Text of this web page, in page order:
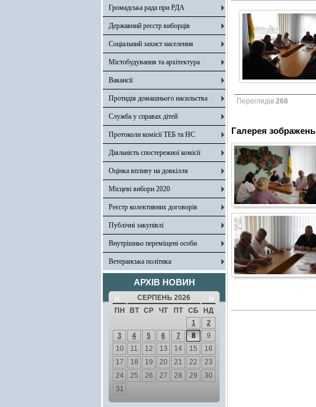
Громадська рада при РДА
Державний реєстр виборців
Соціальний захист населення
Містобудування та архітектура
Вакансії
Протидія домашнього насильства
Служба у справах дітей
Протоколи комісії ТЕБ та НС
Діяльність спостережної комісії
Оцінка впливу на довкілля
Місцеві вибори 2020
Реєстр колективних договорів
Публічні закупівлі
Внутрішньо переміщені особи
Ветеранська політика
АРХІВ НОВИН
« СЕРПЕНЬ 2026 »
ПН ВТ СР ЧТ ПТ СБ
НД
1
2
3
4 5 6 7 8
9
10
11 12 13 14 15
16
17
18 19 20 21 22
23
24
25 26 27 28 29
30
31
Переглядів 268
Галерея зображень